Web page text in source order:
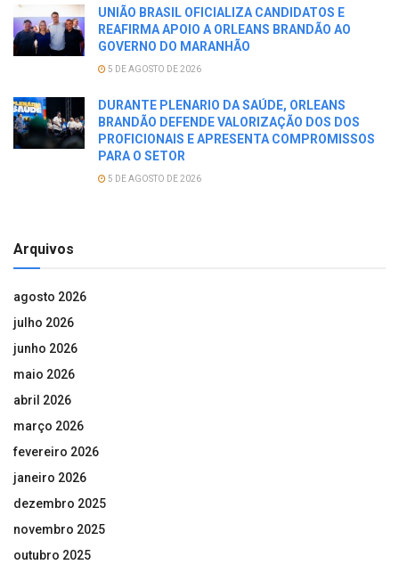
UNIÃO BRASIL OFICIALIZA CANDIDATOS E
REAFIRMA APOIO A ORLEANS BRANDÃO AO
GOVERNO DO MARANHÃO
5 DE AGOSTO DE 2026
DURANTE PLENARIO DA SAÚDE, ORLEANS
BRANDÃO DEFENDE VALORIZAÇÃO DOS DOS
PROFICIONAIS E APRESENTA COMPROMISSOS
PARA O SETOR
5 DE AGOSTO DE 2026
Arquivos
agosto 2026
julho 2026
junho 2026
maio 2026
abril 2026
março 2026
fevereiro 2026
janeiro 2026
dezembro 2025
novembro 2025
outubro 2025